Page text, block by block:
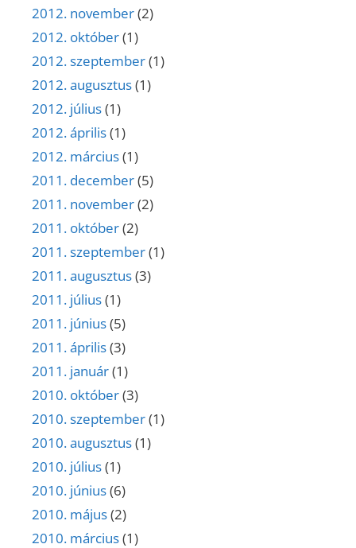
2012. november(2)
2012. október(1)
2012. szeptember(1)
2012. augusztus(1)
2012. július(1)
2012. április(1)
2012. március(1)
2011. december(5)
2011. november(2)
2011. október(2)
2011. szeptember(1)
2011. augusztus(3)
2011. július(1)
2011. június(5)
2011. április(3)
2011. január(1)
2010. október(3)
2010. szeptember(1)
2010. augusztus(1)
2010. július(1)
2010. június(6)
2010. május(2)
2010. március(1)